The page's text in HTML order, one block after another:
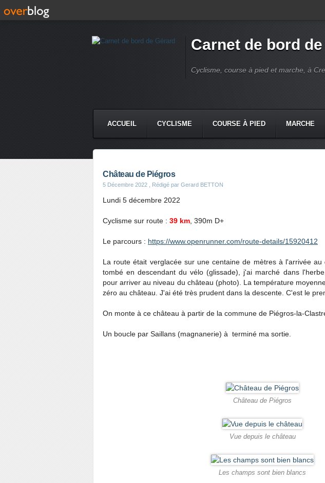
Carnet de bord
Cyclisme, course à pied et marche, à
ACCUEIL CYCLISME COURSE À PIED MARCHE
Château de Piégros
5 Décembre 2022 , Rédigé par Gerard BETTON
Lundi 5 décembre 2022
Cyclisme sur route : 39 km , 390m D+
Le parcours : https://www.openrunner.com/route-details/15920412
La route était verglacée sur une centaine de mètres à l'arrivée
tombé en descendant du vélo (glissade), j'ai marché dans
pour arriver au niveau du château (photo). La température
zéro au château. J'ai été très prudent dans la descente. C'est le
On monte à ce château à partir de la commune de Piégros-la-
Un boucle par Saillans (magnanerie) à terminé ma sortie.
Château de Piégros
Vue depuis le château
Les champs sont bien blancs